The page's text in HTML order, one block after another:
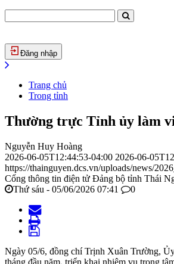
Đăng nhập
Trang chủ
Trong tỉnh
Thường trực Tỉnh ủy làm
Nguyễn Huy Hoàng
2026-06-05T12:44:53-04:00 2026-06-
https://thainguyen.dcs.vn/uploads/news/
Cổng thông tin điện tử Đảng bộ tỉnh Thái
Thứ sáu - 05/06/2026 07:41
0
Ngày 05/6, đồng chí Trịnh Xuân Trường,
tháng đầu năm, triển khai nhiệm vụ trọng